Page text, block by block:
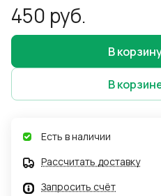
450 руб.
В
В
Есть в наличии
Рассчитать доставку
Запросить счёт